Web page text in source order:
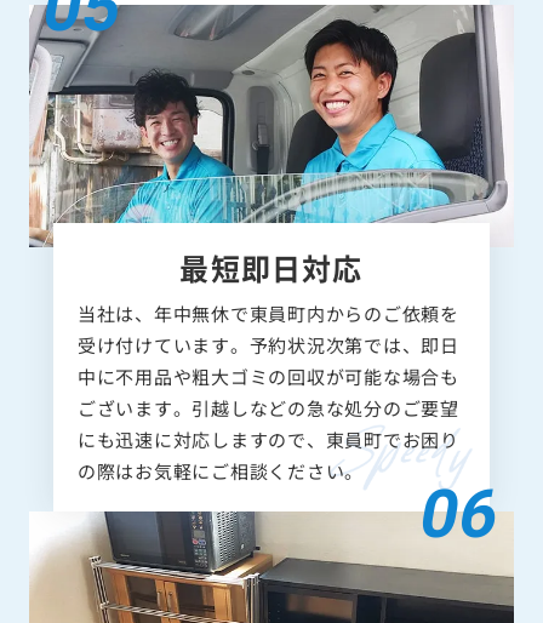
最短即日対応
当社は、年中無休で東員町内からのご依頼を
受け付けています。予約状況次第では、即日
中に不用品や粗大ゴミの回収が可能な場合も
ございます。引越しなどの急な処分のご要望
にも迅速に対応しますので、東員町でお困り
の際はお気軽にご相談ください。